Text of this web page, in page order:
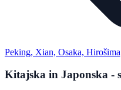
Peking, Xian, Osaka,
Kitajska in Japonska -